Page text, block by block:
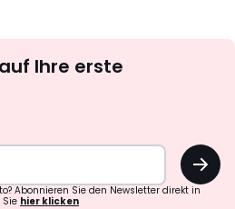
abonnieren
Ihre erste
OK
Abonnieren Sie den Newsletter direkt in
hier klicken